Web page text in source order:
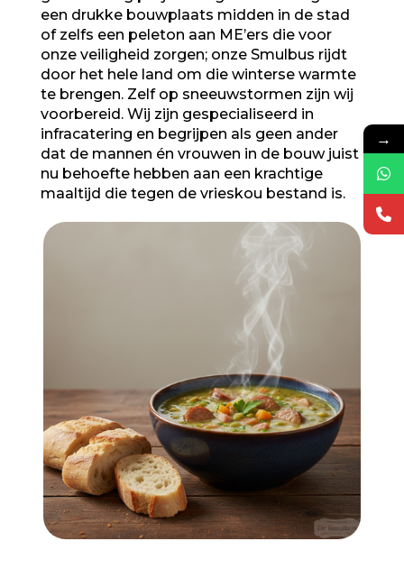
een drukke bouwplaats midden in de stad
of zelfs een peleton aan ME’ers die voor
onze veiligheid zorgen; onze Smulbus rijdt
door het hele land om die winterse warmte
te brengen. Zelf op sneeuwstormen zijn wij
voorbereid. Wij zijn gespecialiseerd in
infracatering en begrijpen als geen ander
dat de mannen én vrouwen in de bouw juist
nu behoefte hebben aan een krachtige
maaltijd die tegen de vrieskou bestand is.
→